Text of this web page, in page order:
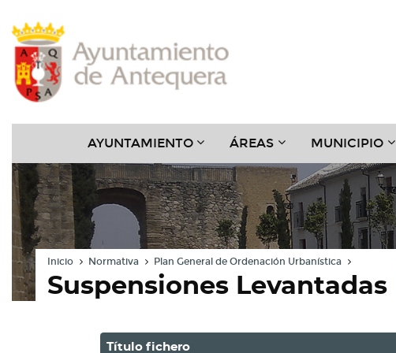
Cabecera
Pie
Menú
AYUNTAMIENTO???
ÁREAS???
MUNICIPIO???
Inicio Normativa Plan General de Ordenación Urbanística
Suspensiones Levantadas
Título fichero